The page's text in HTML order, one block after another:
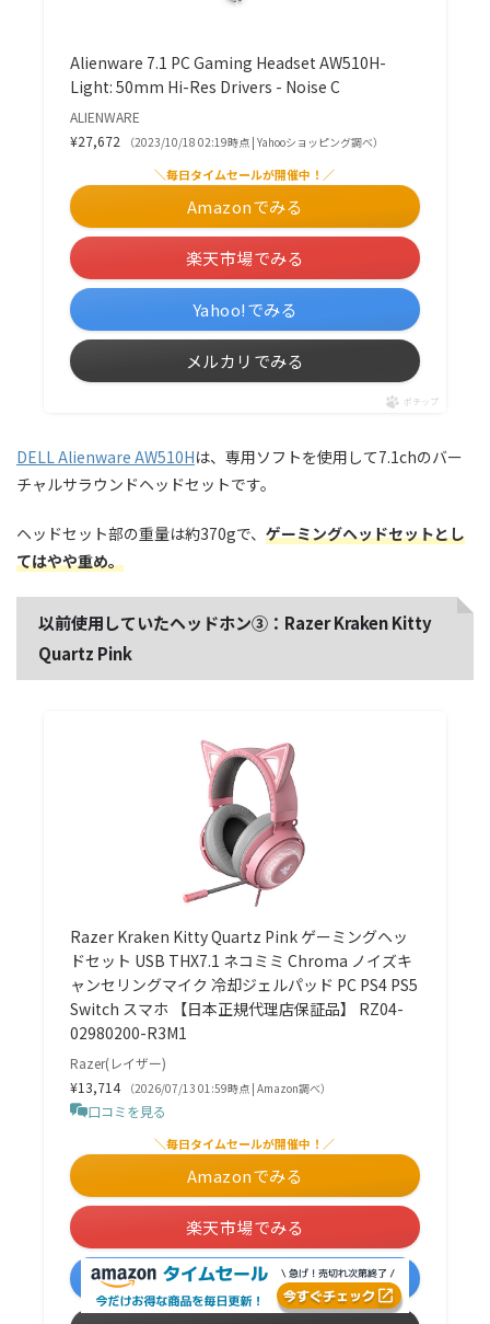
Alienware 7.1 PC Gaming Headset AW510H-
Light: 50mm Hi-Res Drivers - Noise C
ALIENWARE
¥27,672
（2023/10/18 02:19時点 | Yahooショッピング調べ）
＼毎日タイムセールが開催中！／
Amazonでみる
楽天市場でみる
Yahoo!でみる
メルカリでみる
ポチップ
DELL Alienware AW510Hは、専用ソフトを使用して7.1chのバー
チャルサラウンドヘッドセットです。
ヘッドセット部の重量は約370gで、 ゲーミングヘッドセットとし
てはやや重め。
以前使用していたヘッドホン③：Razer Kraken Kitty
Quartz Pink
Razer Kraken Kitty Quartz Pink ゲーミングヘッ
ドセット USB THX7.1 ネコミミ Chroma ノイズキ
ャンセリングマイク 冷却ジェルパッド PC PS4 PS5
Switch スマホ 【日本正規代理店保証品】 RZ04-
02980200-R3M1
Razer(レイザー)
¥13,714 （2026/07/13 01:59時点 | Amazon調べ）
口コミを見る
＼毎日タイムセールが開催中！／
Amazonでみる
楽天市場でみる
Yahoo!でみる